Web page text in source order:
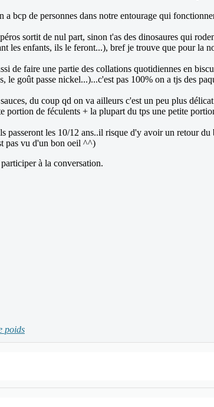
a bcp de personnes dans notre entourage qui
sortit de nul part, sinon t'as des dinosaures qui
les enfants, ils le feront...), bref je trouve que pour la
de faire une partie des collations quotidiennes en
le goût passe nickel...)...c'est pas 100% on a tjs des
du coup qd on va ailleurs c'est un peu plus
portion de féculents + la plupart du tps une petite
passeront les 10/12 ans..il risque d'y avoir un retour
pas vu d'un bon oeil ^^)
à la conversation.
poids